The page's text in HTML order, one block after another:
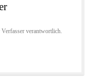
verantwortlich.